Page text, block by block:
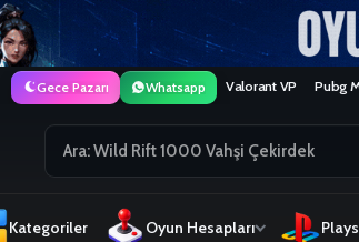
Gece Pazarı Whatsapp Valorant VP Pubg
Kategoriler Oyun Hesapları